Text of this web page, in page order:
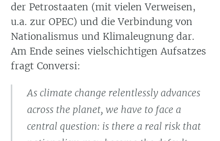
der Petrostaaten (mit vielen Verweisen,
u.a. zur OPEC) und die Verbindung von
Nationalismus und Klimaleugnung dar.
Am Ende seines vielschichtigen Aufsatzes
fragt Conversi:
As climate change relentlessly advances
across the planet, we have to face a
central question: is there a real risk that